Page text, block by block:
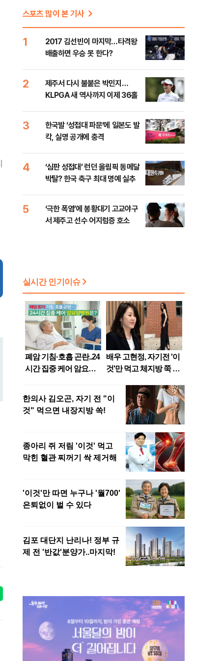
스포츠 많이 본 기사
1
2017 김선빈이 마지막…타격왕
배출하면 우승 못 한다?
2
제주서 다시 불붙은 박민지…
KLPGA 새 역사까지 이제 36홀
3
한국발 ‘성접대 파문’에 일본도 발
칵, 실명 공개에 충격
4
‘심판 성접대’ 런던 올림픽 동메달
박탈? 한국 축구 최대 명예 실추
5
‘극한 폭염’에 봉황대기 고교야구
서 제주고 선수 어지럼증 호소